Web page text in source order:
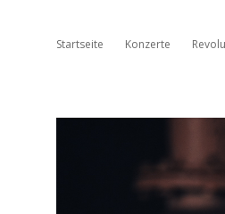
Startseite Konzerte
Ambros